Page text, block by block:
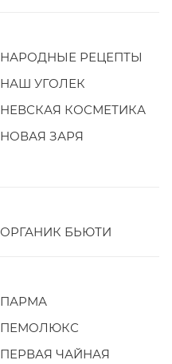
НАРОДНЫЕ РЕЦЕПТЫ
НАШ УГОЛЕК
НЕВСКАЯ КОСМЕТИКА
НОВАЯ ЗАРЯ
ОРГАНИК БЬЮТИ
ПАРМА
ПЕМОЛЮКС
ПЕРВАЯ ЧАЙНАЯ